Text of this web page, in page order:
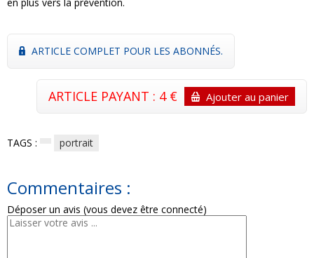
en plus vers la prévention.
ARTICLE COMPLET POUR LES ABONNÉS.
ARTICLE PAYANT : 4 € Ajouter au panier
TAGS : portrait
Commentaires :
Déposer un avis (vous devez être connecté)